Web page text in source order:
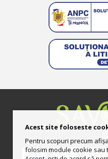
Acest site foloseste
Pentru scopuri precum
folosim module cookie sau